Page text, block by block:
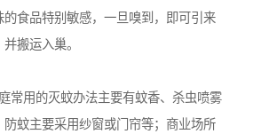
的食品特别敏感，一旦嗅到，即可引来
搬运入巢。
庭常用的灭蚊办法主要有蚊香、杀虫喷雾
防蚊主要采用纱窗或门帘等；商业场所